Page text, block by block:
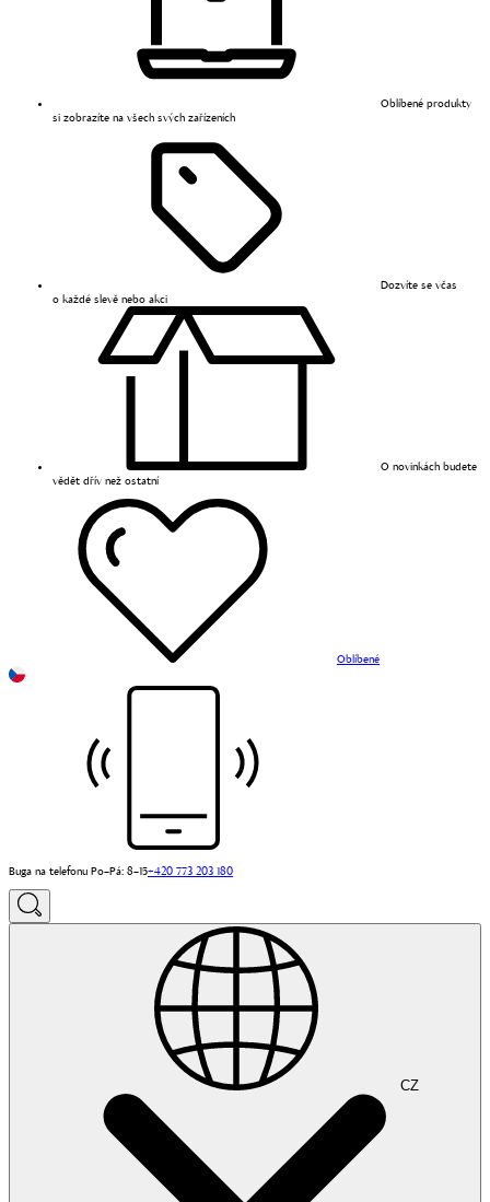
Oblíbené produkty
si zobrazíte na všech svých zařízeních
Dozvíte se včas
o každé slevě nebo akci
O novinkách budete
vědět dřív než ostatní
Oblíbené
Buga na telefonu Po–Pá: 8–15+420 773 203 180
CZ